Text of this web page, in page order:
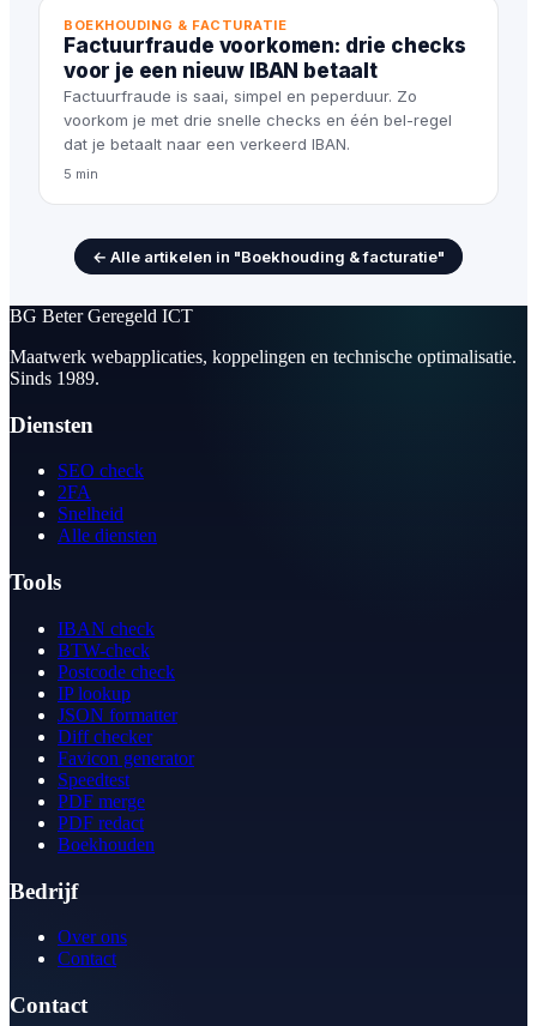
BOEKHOUDING & FACTURATIE
Factuurfraude voorkomen: drie checks
voor je een nieuw IBAN betaalt
Factuurfraude is saai, simpel en peperduur. Zo
voorkom je met drie snelle checks en één bel-regel
dat je betaalt naar een verkeerd IBAN.
5 min
← Alle artikelen in "Boekhouding & facturatie"
BG Beter Geregeld ICT
Maatwerk webapplicaties, koppelingen en technische optimalisatie.
Sinds 1989.
Diensten
SEO check
2FA
Snelheid
Alle diensten
Tools
IBAN check
BTW-check
Postcode check
IP lookup
JSON formatter
Diff checker
Favicon generator
Speedtest
PDF merge
PDF redact
Boekhouden
Bedrijf
Over ons
Contact
Contact